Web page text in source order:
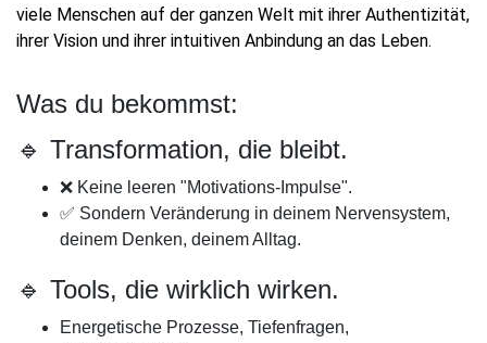
viele Menschen auf der ganzen Welt mit ihrer Authentizität,
ihrer Vision und ihrer intuitiven Anbindung an das Leben.
Was du bekommst:
🔹 Transformation, die bleibt.
❌ Keine leeren "Motivations-Impulse".
✅ Sondern Veränderung in deinem Nervensystem,
deinem Denken, deinem Alltag.
🔹 Tools, die wirklich wirken.
Energetische Prozesse, Tiefenfragen,